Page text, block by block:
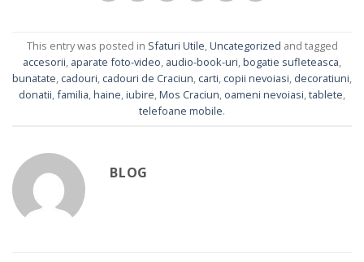
This entry was posted in Sfaturi Utile,Uncategorized and tagged
accesorii, aparate foto-video, audio-book-uri,bogatie sufleteasca,
bunatate, cadouri, cadouri de Craciun, carti, copii nevoiasi, decoratiuni,
donatii,familia,haine,iubire,Mos Craciun, oameni nevoiasi,tablete,
telefoane mobile.
BLOG